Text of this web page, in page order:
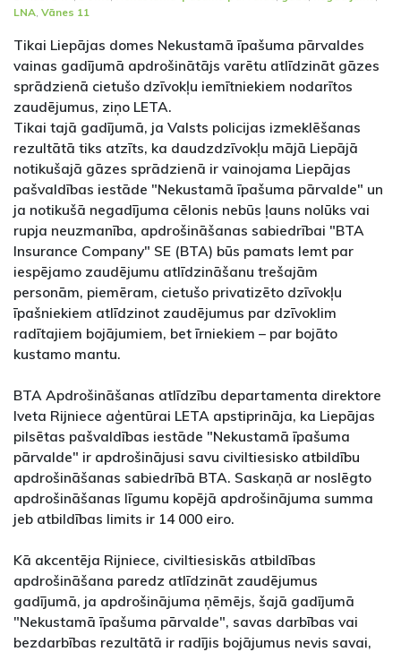
LNA Vānes 11
Tikai Liepājas domes Nekustamā īpašuma pārvaldes
vainas gadījumā apdrošinātājs varētu atlīdzināt gāzes
sprādzienā cietušo dzīvokļu iemītniekiem nodarītos
zaudējumus, ziņo LETA.
Tikai tajā gadījumā, ja Valsts policijas izmeklēšanas
rezultātā tiks atzīts, ka daudzdzīvokļu mājā Liepājā
notikušajā gāzes sprādzienā ir vainojama Liepājas
pašvaldības iestāde "Nekustamā īpašuma pārvalde" un
ja notikušā negadījuma cēlonis nebūs ļauns nolūks vai
rupja neuzmanība, apdrošināšanas sabiedrībai "BTA
Insurance Company" SE (BTA) būs pamats lemt par
iespējamo zaudējumu atlīdzināšanu trešajām
personām, piemēram, cietušo privatizēto dzīvokļu
īpašniekiem atlīdzinot zaudējumus par dzīvoklim
radītajiem bojājumiem, bet īrniekiem – par bojāto
kustamo mantu.
BTA Apdrošināšanas atlīdzību departamenta direktore
Iveta Rijniece aģentūrai LETA apstiprināja, ka Liepājas
pilsētas pašvaldības iestāde "Nekustamā īpašuma
pārvalde" ir apdrošinājusi savu civiltiesisko atbildību
apdrošināšanas sabiedrībā BTA. Saskaņā ar noslēgto
apdrošināšanas līgumu kopējā apdrošinājuma summa
jeb atbildības limits ir 14 000 eiro.
Kā akcentēja Rijniece, civiltiesiskās atbildības
apdrošināšana paredz atlīdzināt zaudējumus
gadījumā, ja apdrošinājuma ņēmējs, šajā gadījumā
"Nekustamā īpašuma pārvalde", savas darbības vai
bezdarbības rezultātā ir radījis bojājumus nevis savai,